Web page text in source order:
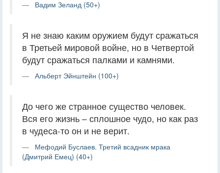
Вадим Зеланд (50+)
Я не знаю каким оружием будут сражаться
в Третьей мировой войне, но в Четвертой
будут сражаться палками и камнями.
Альберт Эйнштейн (100+)
До чего же странное существо человек.
Вся его жизнь – сплошное чудо, но как раз
в чудеса-то он и не верит.
Мефодий Буслаев. Третий всадник мрака
(Дмитрий Емец) (40+)